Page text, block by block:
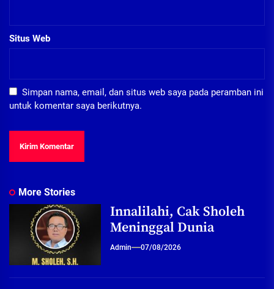
Situs Web
Simpan nama, email, dan situs web saya pada peramban ini
untuk komentar saya berikutnya.
More Stories
Innalilahi, Cak Sholeh
Meninggal Dunia
Admin 07/08/2026